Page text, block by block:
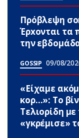
Πρόβλεψη
Έρxονται τα
την
GOSSIP 09/08/
«Είχαμε
κορ…»: Το
Τελιορίδη
«γκρέμισε»